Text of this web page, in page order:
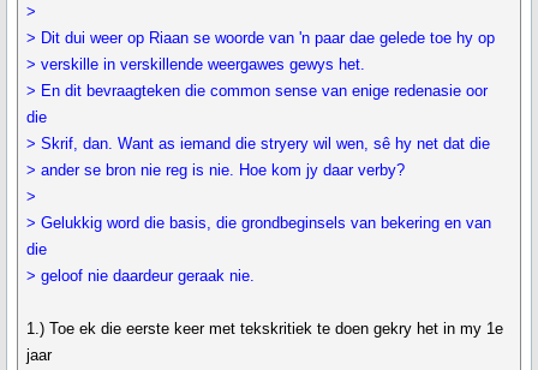
>
> Dit dui weer op Riaan se woorde van 'n paar dae gelede toe hy op
> verskille in verskillende weergawes gewys het.
> En dit bevraagteken die common sense van enige redenasie oor
die
> Skrif, dan. Want as iemand die stryery wil wen, sê hy net dat die
> ander se bron nie reg is nie. Hoe kom jy daar verby?
>
> Gelukkig word die basis, die grondbeginsels van bekering en van
die
> geloof nie daardeur geraak nie.
1.) Toe ek die eerste keer met tekskritiek te doen gekry het in my 1e
jaar